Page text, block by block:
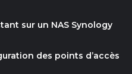
sur un NAS Synology
des points d’accès